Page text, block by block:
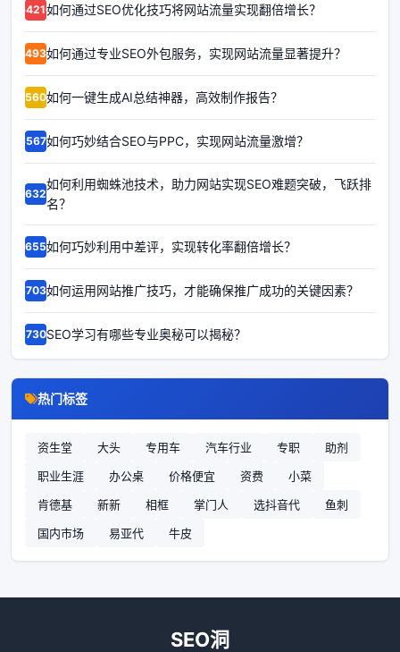
64210如何通过SEO优化技巧将网站流量实现翻倍增长？
64939如何通过专业SEO外包服务，实现网站流量显著提升？
65602如何一键生成AI总结神器，高效制作报告？
65678如何巧妙结合SEO与PPC，实现网站流量激增？
66323
如何利用蜘蛛池技术，助力网站实现SEO难题突破，飞跃排
名？
66552如何巧妙利用中差评，实现转化率翻倍增长？
67037如何运用网站推广技巧，才能确保推广成功的关键因素？
67300SEO学习有哪些专业奥秘可以揭秘？
热门标签
资生堂 大头 专用车 汽车行业 专职
助剂
职业生涯
办公桌 价格便宜 资费
小菜
肯德基
新新 相框 掌门人 选抖音代
鱼刺
国内市场
易亚代 牛皮
SEO洞